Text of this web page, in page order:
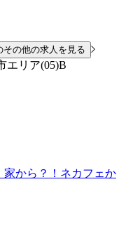
の他の求人を見る
エリア(05)B
家から？！ネカフェか